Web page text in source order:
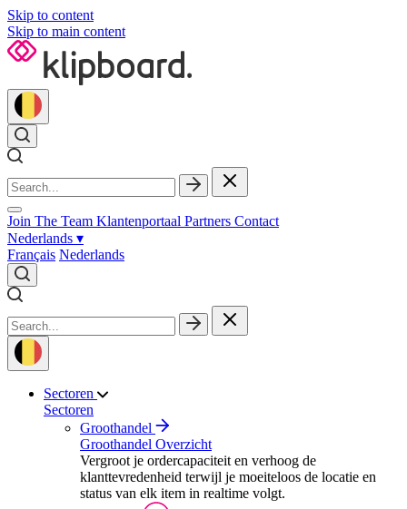
Skip to content
Skip to main content
Join The Team Klantenportaal Partners Contact
Nederlands ▾
Français Nederlands
Sectoren
Sectoren
Groothandel
Groothandel Overzicht
Vergroot je ordercapaciteit en verhoog de
klanttevredenheid terwijl je moeiteloos de locatie en
status van elk item in realtime volgt.